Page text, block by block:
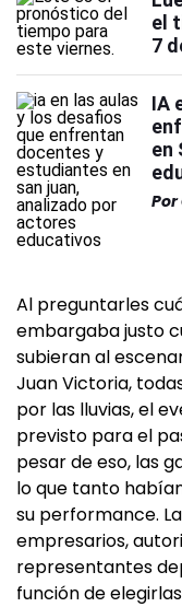
el
7
IA
en
Por
Al preguntarles
embargaba justo
subieran al
Juan Victoria,
por las lluvias, el
previsto para el
pesar de eso, las
lo que tanto
su performance.
empresarios,
representantes
función de